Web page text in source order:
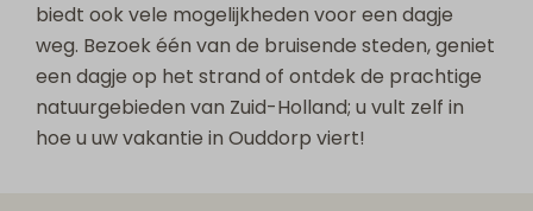
biedt ook vele mogelijkheden voor een dagje
weg. Bezoek één van de bruisende steden, geniet
een dagje op het strand of ontdek de prachtige
natuurgebieden van Zuid-Holland; u vult zelf in
hoe u uw vakantie in Ouddorp viert!